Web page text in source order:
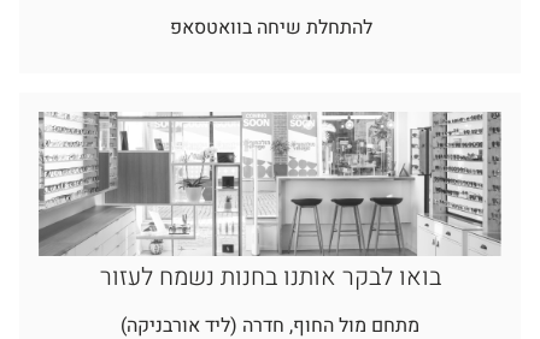
להתחלת שיחה בוואטסאפ
בואו לבקר אותנו בחנות נשמח לעזור
מתחם מול החוף, חדרה (ליד אורבניקה)